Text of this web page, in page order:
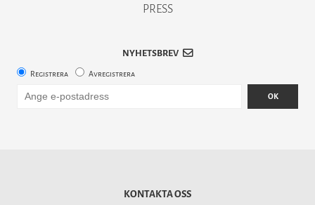
PRESS
NYHETSBREV
Registrera Avregistrera
OK
KONTAKTA OSS